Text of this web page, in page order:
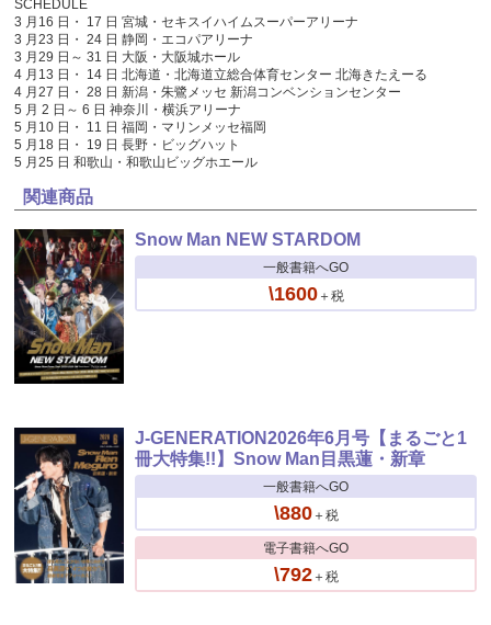
SCHEDULE
3 月16 日・ 17 日 宮城・セキスイハイムスーパーアリーナ
3 月23 日・ 24 日 静岡・エコパアリーナ
3 月29 日～ 31 日 大阪・大阪城ホール
4 月13 日・ 14 日 北海道・北海道立総合体育センター 北海きたえーる
4 月27 日・ 28 日 新潟・朱鷺メッセ 新潟コンベンションセンター
5 月 2 日～ 6 日 神奈川・横浜アリーナ
5 月10 日・ 11 日 福岡・マリンメッセ福岡
5 月18 日・ 19 日 長野・ビッグハット
5 月25 日 和歌山・和歌山ビッグホエール
関連商品
Snow Man NEW STARDOM
一般書籍へGO
\1600＋税
J-GENERATION2026年6月号【まるごと1
冊大特集!!】Snow Man目黒蓮・新章
一般書籍へGO
\880＋税
電子書籍へGO
\792＋税